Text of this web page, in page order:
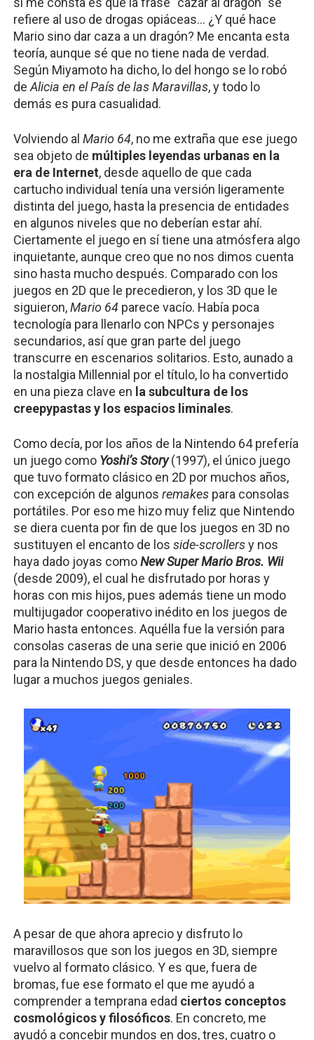
refiere al uso de drogas opiáceas… ¿Y qué hace
Mario sino dar caza a un dragón? Me encanta esta
teoría, aunque sé que no tiene nada de verdad.
Según Miyamoto ha dicho, lo del hongo se lo robó
de Alicia en el País de las Maravillas, y todo lo
demás es pura casualidad.
Volviendo al Mario 64, no me extraña que ese juego
sea objeto de múltiples leyendas urbanas en la
era de Internet, desde aquello de que cada
cartucho individual tenía una versión ligeramente
distinta del juego, hasta la presencia de entidades
en algunos niveles que no deberían estar ahí.
Ciertamente el juego en sí tiene una atmósfera algo
inquietante, aunque creo que no nos dimos cuenta
sino hasta mucho después. Comparado con los
juegos en 2D que le precedieron, y los 3D que le
siguieron, Mario 64 parece vacío. Había poca
tecnología para llenarlo con NPCs y personajes
secundarios, así que gran parte del juego
transcurre en escenarios solitarios. Esto, aunado a
la nostalgia Millennial por el título, lo ha convertido
en una pieza clave en la subcultura de los
creepypastas y los espacios liminales.
Como decía, por los años de la Nintendo 64 prefería
un juego como Yoshi’s Story (1997), el único juego
que tuvo formato clásico en 2D por muchos años,
con excepción de algunos remakes para consolas
portátiles. Por eso me hizo muy feliz que Nintendo
se diera cuenta por fin de que los juegos en 3D no
sustituyen el encanto de los side-scrollers y nos
haya dado joyas como New Super Mario Bros. Wii
(desde 2009), el cual he disfrutado por horas y
horas con mis hijos, pues además tiene un modo
multijugador cooperativo inédito en los juegos de
Mario hasta entonces. Aquélla fue la versión para
consolas caseras de una serie que inició en 2006
para la Nintendo DS, y que desde entonces ha dado
lugar a muchos juegos geniales.
A pesar de que ahora aprecio y disfruto lo
maravillosos que son los juegos en 3D, siempre
vuelvo al formato clásico. Y es que, fuera de
bromas, fue ese formato el que me ayudó a
comprender a temprana edad ciertos conceptos
cosmológicos y filosóficos. En concreto, me
ayudó a concebir mundos en dos, tres, cuatro o